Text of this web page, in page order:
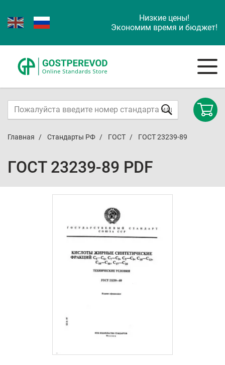
Низкие цены!
Экономим время и бюджет!
Главная Стандарты РФ ГОСТ ГОСТ 23239-89
ГОСТ 23239-89 PDF